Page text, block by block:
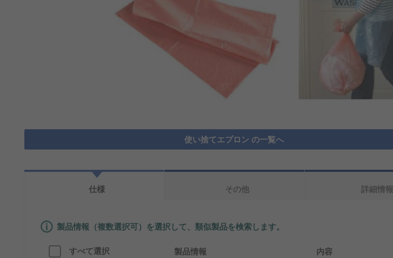
使い捨てエプロン の一覧へ
仕様 その他 詳細情報
製品情報（複数選択可）を選択して、類似製品を検索します。
すべて選択 製品情報 内容